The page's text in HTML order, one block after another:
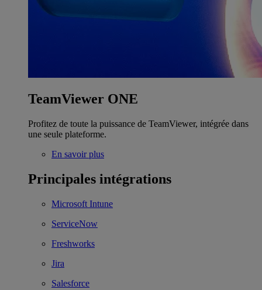
TeamViewer ONE
Profitez de toute la puissance de TeamViewer, intégrée dans
une seule plateforme.
En savoir plus
Principales intégrations
Microsoft Intune
ServiceNow
Freshworks
Jira
Salesforce